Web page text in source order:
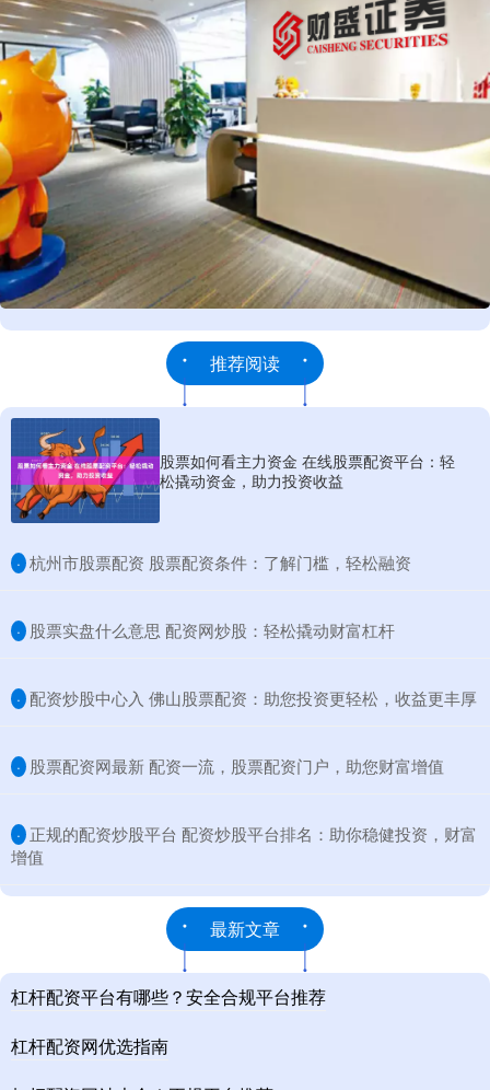
推荐阅读
股票如何看主力资金 在线股票配资平台：轻
松撬动资金，助力投资收益
· ​杭州市股票配资 股票配资条件：了解门槛，轻松融资
· ​股票实盘什么意思 配资网炒股：轻松撬动财富杠杆
· ​配资炒股中心入 佛山股票配资：助您投资更轻松，收益更丰厚
· ​股票配资网最新 配资一流，股票配资门户，助您财富增值
· ​正规的配资炒股平台 配资炒股平台排名：助你稳健投资，财富
增值
最新文章
杠杆配资平台有哪些？安全合规平台推荐
杠杆配资网优选指南